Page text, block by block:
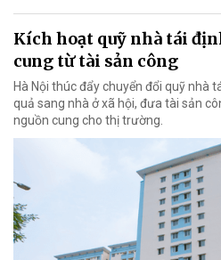
Kích hoạt quỹ nhà tái
cung từ tài sản công
Hà Nội thúc đẩy chuyển đổi quỹ nhà
quả sang nhà ở xã hội, đưa tài sản
nguồn cung cho thị trường.